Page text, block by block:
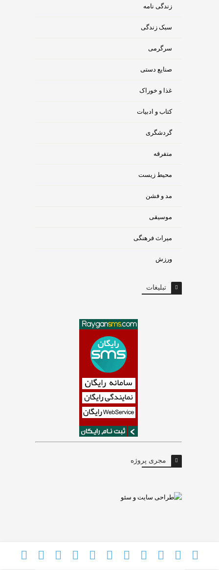
زندگی نامه
سبک زندگی
سرگرمی
صنایع دستی
غذا و خوراک
کتاب و ادبیات
گردشگری
متفرقه
محیط زیست
مد و فشن
موسیقی
میراث فرهنگی
ورزش
تبلیغات
مجری پروژه